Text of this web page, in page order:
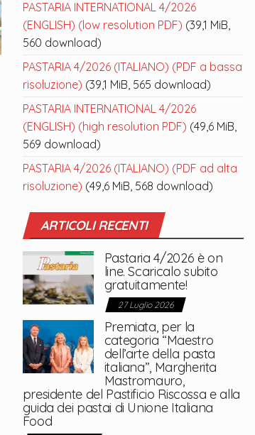
PASTARIA INTERNATIONAL 4/2026
(ENGLISH) (low resolution PDF) (39,1 MiB,
560 download)
PASTARIA 4/2026 (ITALIANO) (PDF a bassa
risoluzione) (39,1 MiB, 565 download)
PASTARIA INTERNATIONAL 4/2026
(ENGLISH) (high resolution PDF) (49,6 MiB,
569 download)
PASTARIA 4/2026 (ITALIANO) (PDF ad alta
risoluzione) (49,6 MiB, 568 download)
ARTICOLI RECENTI
Pastaria 4/2026 è on
line. Scaricalo subito
gratuitamente!
27 Luglio 2026
Premiata, per la
categoria “Maestro
dell’arte della pasta
italiana”, Margherita
Mastromauro,
presidente del Pastificio Riscossa e alla
guida dei pastai di Unione Italiana
Food